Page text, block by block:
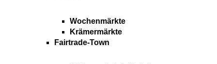
Wochenmärkte
Krämermärkte
Fairtrade-Town